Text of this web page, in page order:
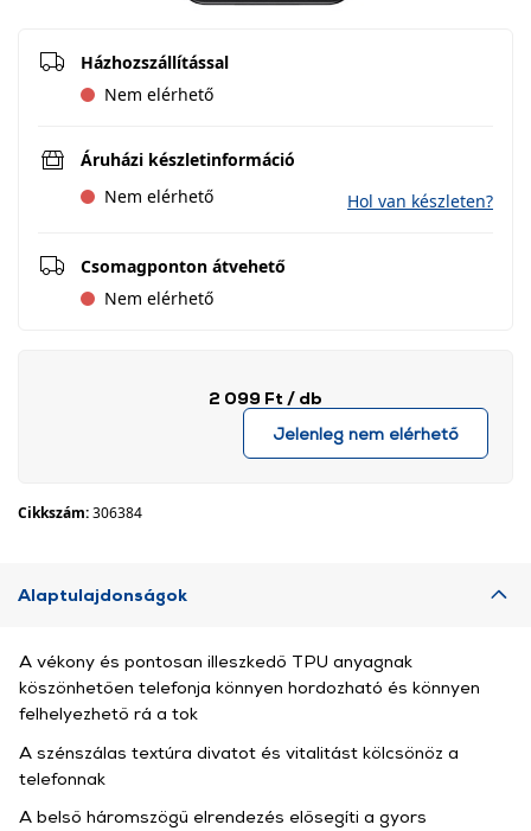
Házhozszállítással
Nem elérhető
Áruházi készletinformáció
Nem elérhető
Hol van készleten?
Csomagponton átvehető
Nem elérhető
2 099 Ft / db
Jelenleg nem elérhető
Cikkszám:306384
Alaptulajdonságok
A vékony és pontosan illeszkedő TPU anyagnak
köszönhetően telefonja könnyen hordozható és könnyen
felhelyezhető rá a tok
A szénszálas textúra divatot és vitalitást kölcsönöz a
telefonnak
A belső háromszögű elrendezés elősegíti a gyors